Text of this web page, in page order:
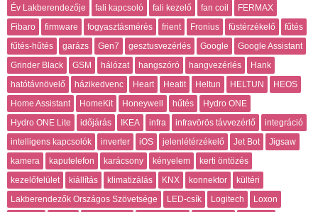
Év Lakberendezője
fali kapcsoló fali kezelő fan coil
FERMAX
Fibaro
firmware fogyasztásmérés frient Fronius füstérzékelő
fűtés
fűtés-hűtés
garázs Gen7 gesztusvezérlés Google
Google Assistant
Grinder Black
GSM hálózat hangszóró hangvezérlés
Hank
hatótávnövelő
házikedvenc Heart Heatit Heltun HELTUN
HEOS
Home Assistant
HomeKit Honeywell hűtés
Hydro ONE
Hydro ONE Lite
időjárás IKEA infra infravörös távvezérlő
integráció
intelligens kapcsolók
inverter iOS jelenlétérzékelő Jet Bot
Jigsaw
kamera
kaputelefon karácsony kényelem
kerti öntözés
kezelőfelület
kiállítás klimatizálás KNX konnektor
kültéri
Lakberendezők Országos Szövetsége
LED-csík Logitech
Loxon